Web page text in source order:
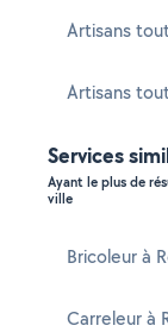
Artisans
Artisans
Services
Ayant le plus de
ville
Bricoleur à
Carreleur à